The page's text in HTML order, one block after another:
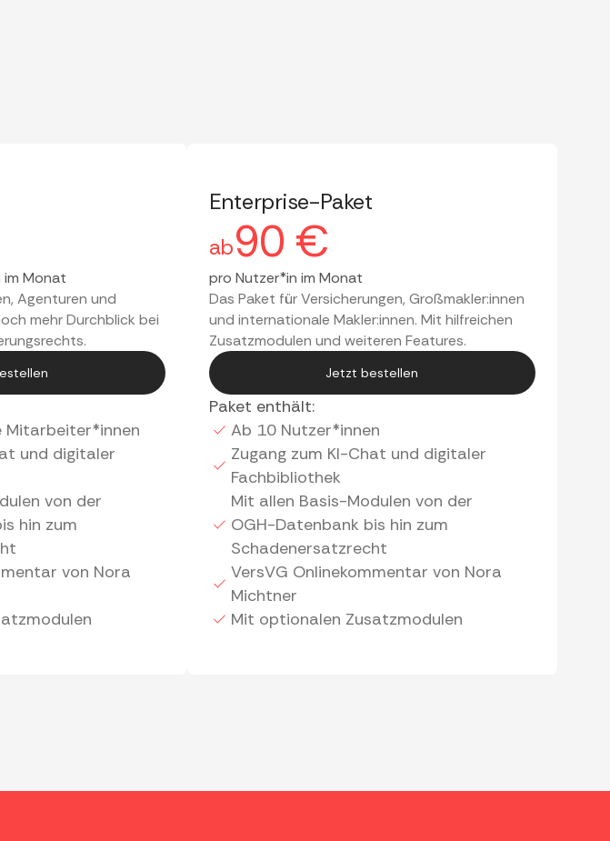
Monat
Agenturen und
mehr Durchblick bei
Mitarbeiter*innen
und digitaler
von der
hin zum
von Nora
Enterprise-Paket
ab90 €
pro Nutzer*in im Monat
Das Paket für Versicherungen, Großmakler:innen
und internationale Makler:innen. Mit hilfreichen
Zusatzmodulen und weiteren Features.
Jetzt bestellen
Paket enthält:
Ab 10 Nutzer*innen
Zugang zum KI-Chat und digitaler
Fachbibliothek
Mit allen Basis-Modulen von der
OGH-Datenbank bis hin zum
Schadenersatzrecht
VersVG Onlinekommentar von Nora
Michtner
Mit optionalen Zusatzmodulen